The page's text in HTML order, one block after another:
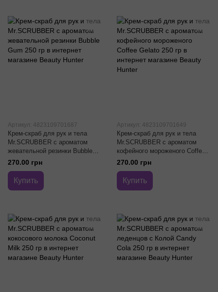
Артикул: 4823109701687
Крем-скраб для рук и тела
Mr.SCRUBBER с ароматом
жевательной резинки Bubble
Gum 250 гр
270.00 грн
Купить
Артикул: 4823109701649
Крем-скраб для рук и тела
Mr.SCRUBBER с ароматом
кофейного мороженого Coffee
Gelato 250 гр
270.00 грн
Купить